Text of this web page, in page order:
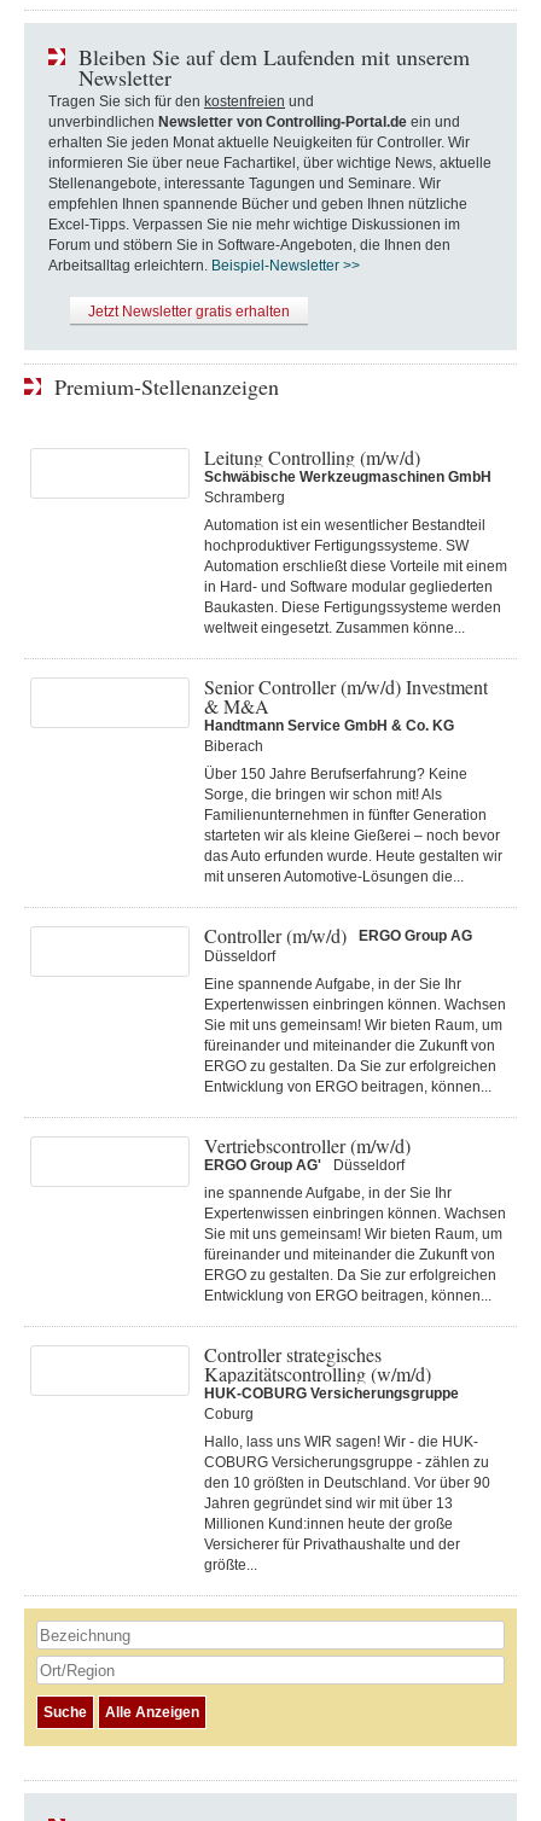
Bleiben Sie auf dem Laufenden mit unserem
Newsletter
Tragen Sie sich für den kostenfreien und
unverbindlichen Newsletter von Controlling-Portal.de ein und
erhalten Sie jeden Monat aktuelle Neuigkeiten für Controller. Wir
informieren Sie über neue Fachartikel, über wichtige News, aktuelle
Stellenangebote, interessante Tagungen und Seminare. Wir
empfehlen Ihnen spannende Bücher und geben Ihnen nützliche
Excel-Tipps. Verpassen Sie nie mehr wichtige Diskussionen im
Forum und stöbern Sie in Software-Angeboten, die Ihnen den
Arbeitsalltag erleichtern. Beispiel-Newsletter >>
Jetzt Newsletter gratis erhalten
Premium-Stellenanzeigen
Leitung Controlling (m/w/d)
Schwäbische Werkzeugmaschinen GmbH
Schramberg
Automation ist ein wesentlicher Bestandteil
hochproduktiver Fertigungssysteme. SW
Automation erschließt diese Vorteile mit einem
in Hard- und Software modular gegliederten
Baukasten. Diese Fertigungs­systeme werden
weltweit eingesetzt. Zusammen könne...
Senior Controller (m/w/d) Investment
& M&A
Handtmann Service GmbH & Co. KG
Biberach
Über 150 Jahre Berufserfahrung? Keine
Sorge, die bringen wir schon mit! Als
Familienunternehmen in fünfter Generation
starteten wir als kleine Gießerei – noch bevor
das Auto erfunden wurde. Heute gestalten wir
mit unseren Automotive-Lösungen die...
Controller (m/w/d)
ERGO Group AG
Düsseldorf
Eine spannende Aufgabe, in der Sie Ihr
Expertenwissen einbringen können. Wachsen
Sie mit uns gemeinsam! Wir bieten Raum, um
füreinander und miteinander die Zukunft von
ERGO zu gestalten. Da Sie zur erfolgreichen
Entwicklung von ERGO beitragen, können...
Vertriebscontroller (m/w/d)
ERGO Group AG'
Düsseldorf
ine spannende Aufgabe, in der Sie Ihr
Expertenwissen einbringen können. Wachsen
Sie mit uns gemeinsam! Wir bieten Raum, um
füreinander und miteinander die Zukunft von
ERGO zu gestalten. Da Sie zur erfolgreichen
Entwicklung von ERGO beitragen, können...
Controller strategisches
Kapazitätscontrolling (w/m/d)
HUK-COBURG Versicherungsgruppe
Coburg
Hallo, lass uns WIR sagen! Wir - die HUK-
COBURG Versicherungsgruppe - zählen zu
den 10 größten in Deutschland. Vor über 90
Jahren gegründet sind wir mit über 13
Millionen Kund:innen heute der große
Versicherer für Privathaushalte und der
größte...